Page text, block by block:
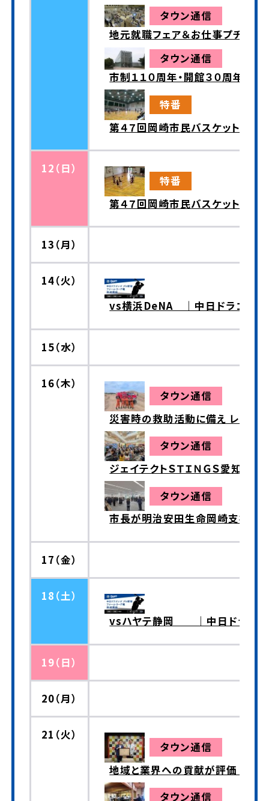
タウン通信
地元就職フェア＆お仕事プチ体
タウン通信
市制１１０周年・開館３０周年記
特番
第４７回岡崎市民バスケットボ
12（日）
特番
第４７回岡崎市民バスケットボ
13（月）
14（火）
vs横浜DeNA ｜中日ドラゴンズ
15（水）
16（木）
タウン通信
災害時の救助活動に備え レッド
タウン通信
ジェイテクトＳＴＩＮＧＳ愛知
タウン通信
市長が明治安田生命岡崎支社を
17（金）
18（土）
vsハヤテ静岡 ｜中日ドラゴン
19（日）
20（月）
21（火）
タウン通信
地域と業界への貢献が評価 黄綬
タウン通信